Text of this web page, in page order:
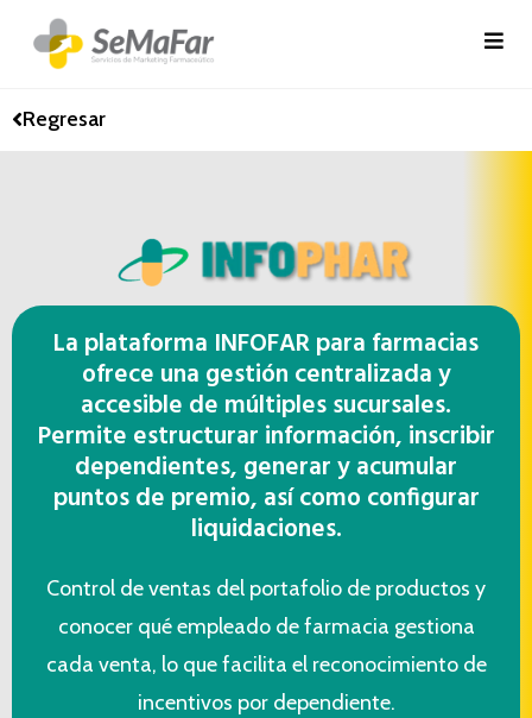
Regresar
La plataforma INFOFAR para farmacias
ofrece una gestión centralizada y
accesible de múltiples sucursales.
Permite estructurar información, inscribir
dependientes, generar y acumular
puntos de premio, así como configurar
liquidaciones.
Control de ventas del portafolio de productos y
conocer qué empleado de farmacia gestiona
cada venta, lo que facilita el reconocimiento de
incentivos por dependiente.